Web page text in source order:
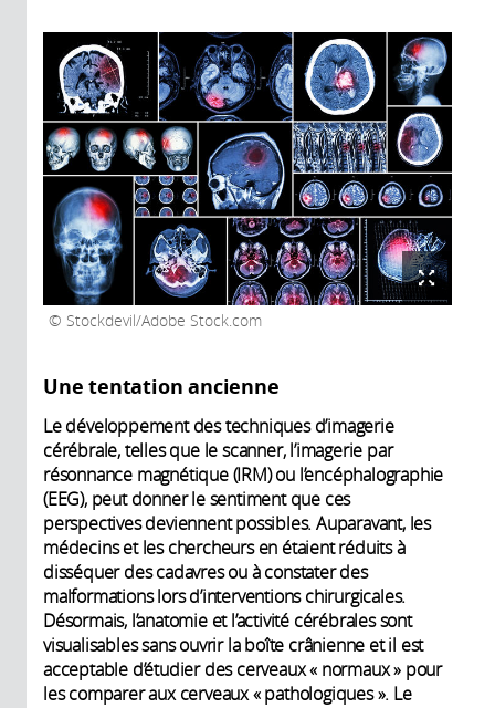
Stockdevil/Adobe Stock.com
Une tentation ancienne
Le développement des techniques d’imagerie
cérébrale, telles que le scanner, l’imagerie par
résonnance magnétique (IRM) ou l’encéphalographie
(EEG), peut donner le sentiment que ces
perspectives deviennent possibles. Auparavant, les
médecins et les chercheurs en étaient réduits à
disséquer des cadavres ou à constater des
malformations lors d’interventions chirurgicales.
Désormais, l’anatomie et l’activité cérébrales sont
visualisables sans ouvrir la boîte crânienne et il est
acceptable d’étudier des cerveaux « normaux » pour
les comparer aux cerveaux « pathologiques ». Le